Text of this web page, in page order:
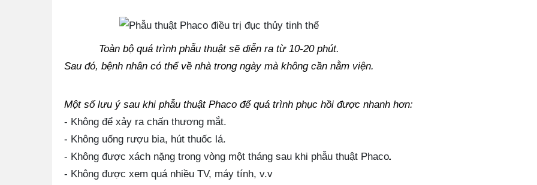
Toàn bộ quá trình phẫu thuật sẽ diễn ra từ 10-20 phút.
Sau đó, bệnh nhân có thể về nhà trong ngày mà không cần nằm viện.
Một số lưu ý sau khi phẫu thuật Phaco để quá trình phục hồi được nhanh hơn:
- Không để xảy ra chấn thương mắt.
- Không uống rượu bia, hút thuốc lá.
- Không được xách nặng trong vòng một tháng sau khi phẫu thuật Phaco.
- Không được xem quá nhiều TV, máy tính, v.v